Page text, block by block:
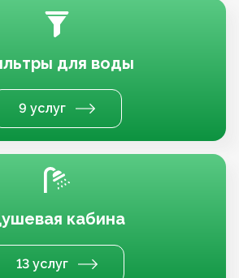
для воды
9 услуг
кабина
13 услуг